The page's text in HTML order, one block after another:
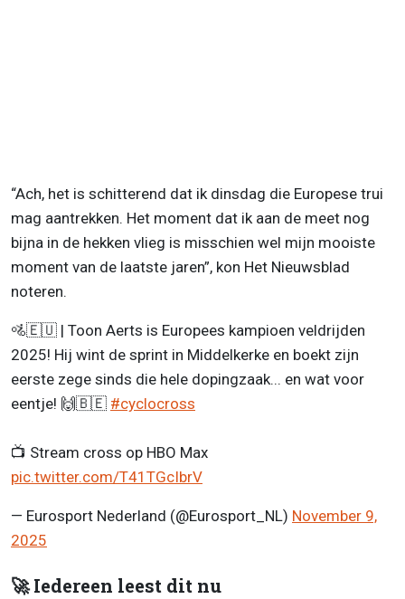
“Ach, het is schitterend dat ik dinsdag die Europese trui
mag aantrekken. Het moment dat ik aan de meet nog
bijna in de hekken vlieg is misschien wel mijn mooiste
moment van de laatste jaren”, kon Het Nieuwsblad
noteren.
🚵🇪🇺 | Toon Aerts is Europees kampioen veldrijden
2025! Hij wint de sprint in Middelkerke en boekt zijn
eerste zege sinds die hele dopingzaak... en wat voor
eentje! 🙌🇧🇪 #cyclocross
📺 Stream cross op HBO Max
pic.twitter.com/T41TGcIbrV
— Eurosport Nederland (@Eurosport_NL) November 9,
2025
🚀 Iedereen leest dit nu